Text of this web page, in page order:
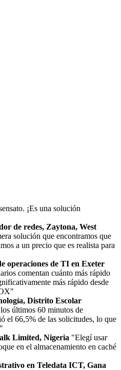
¡Es una solución
de redes, Zaytona, West
solución que encontramos que
a un precio que es realista para
operaciones de TI en Exeter
comentan cuánto más rápido
más rápido desde
Distrito Escolar
últimos 60 minutos de
el 66,5% de las solicitudes, lo que
Limited, Nigeria "Elegí usar
en el almacenamiento en caché
en Teledata ICT, Gana